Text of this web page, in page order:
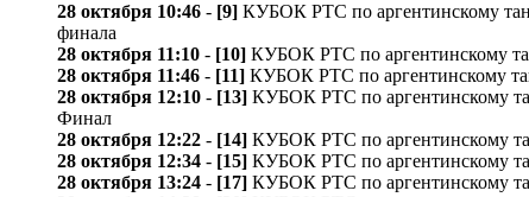
28 октября 10:46 - [9] КУБОК РТС по аргентинскому
финала
28 октября 11:10 - [10] КУБОК РТС по аргентинскому
28 октября 11:46 - [11] КУБОК РТС по аргентинскому
28 октября 12:10 - [13] КУБОК РТС по аргентинскому
Финал
28 октября 12:22 - [14] КУБОК РТС по аргентинскому
28 октября 12:34 - [15] КУБОК РТС по аргентинскому
28 октября 13:24 - [17] КУБОК РТС по аргентинскому